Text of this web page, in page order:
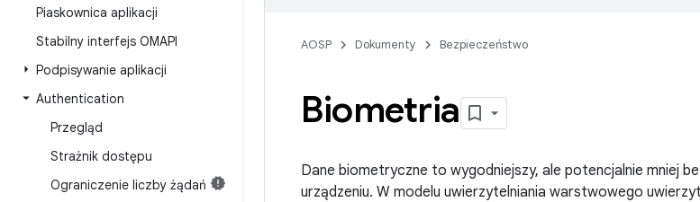
Piaskownica aplikacji
Stabilny interfejs OMAPI
Podpisywanie aplikacji
Authentication
Przegląd
Strażnik dostępu
Ograniczenie liczby żądań
AOSP Dokumenty Bezpieczeństwo
Biometria
Dane biometryczne to wygodniejszy, ale potencjalnie mniej
urządzeniu. W modelu uwierzytelniania warstwowego